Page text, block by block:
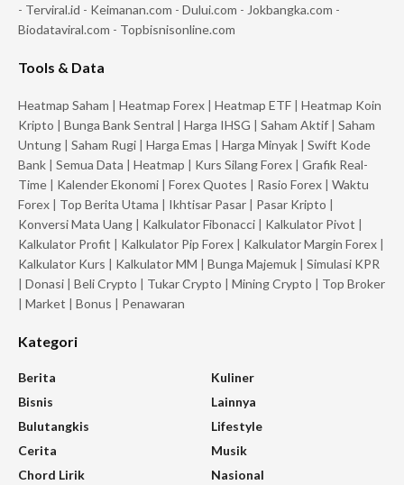
- Terviral.id - Keimanan.com - Dului.com - Jokbangka.com -
Biodataviral.com - Topbisnisonline.com
Tools & Data
Heatmap Saham | Heatmap Forex | Heatmap ETF | Heatmap Koin
Kripto | Bunga Bank Sentral | Harga IHSG | Saham Aktif | Saham
Untung | Saham Rugi | Harga Emas | Harga Minyak | Swift Kode
Bank | Semua Data | Heatmap | Kurs Silang Forex | Grafik Real-
Time | Kalender Ekonomi | Forex Quotes | Rasio Forex | Waktu
Forex | Top Berita Utama | Ikhtisar Pasar | Pasar Kripto |
Konversi Mata Uang | Kalkulator Fibonacci | Kalkulator Pivot |
Kalkulator Profit | Kalkulator Pip Forex | Kalkulator Margin Forex |
Kalkulator Kurs | Kalkulator MM | Bunga Majemuk | Simulasi KPR
| Donasi | Beli Crypto | Tukar Crypto | Mining Crypto | Top Broker
| Market | Bonus | Penawaran
Kategori
Berita
Bisnis
Bulutangkis
Cerita
Chord Lirik
Kuliner
Lainnya
Lifestyle
Musik
Nasional